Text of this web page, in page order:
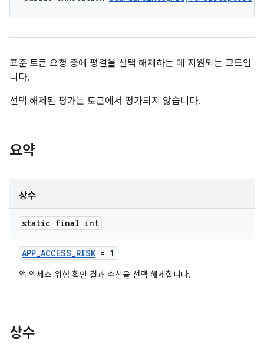
표준 토큰 요청 중에 평결을 선택 해제하는 데 지원되는 코드입
니다.
선택 해제된 평가는 토큰에서 평가되지 않습니다.
요약
상수
static final int
APP_ACCESS_RISK= 1
앱 액세스 위험 확인 결과 수신을 선택 해제합니다.
상수